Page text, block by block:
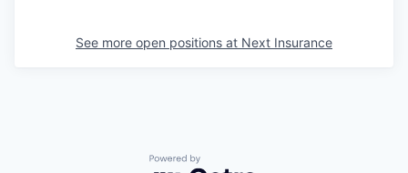
See more open positions at Next Insurance
Powered by Getro.com